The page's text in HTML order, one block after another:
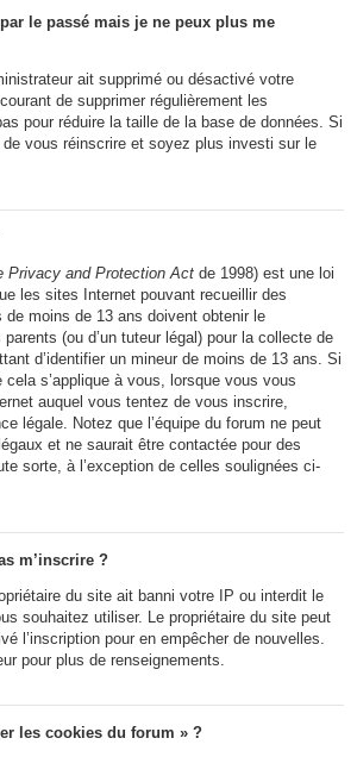
le passé mais je ne peux plus me
ait supprimé ou désactivé votre
de supprimer régulièrement les
pour réduire la taille de la base de données. Si
vous réinscrire et soyez plus investi sur le
Privacy and Protection Act de 1998) est une loi
les sites Internet pouvant recueillir des
de moins de 13 ans doivent obtenir le
parents (ou d’un tuteur légal) pour la collecte de
d’identifier un mineur de moins de 13 ans. Si
cela s’applique à vous, lorsque vous vous
auquel vous tentez de vous inscrire,
légale. Notez que l’équipe du forum ne peut
et ne saurait être contactée pour des
sorte, à l’exception de celles soulignées ci-
m’inscrire ?
du site ait banni votre IP ou interdit le
souhaitez utiliser. Le propriétaire du site peut
l’inscription pour en empêcher de nouvelles.
pour plus de renseignements.
les cookies du forum » ?